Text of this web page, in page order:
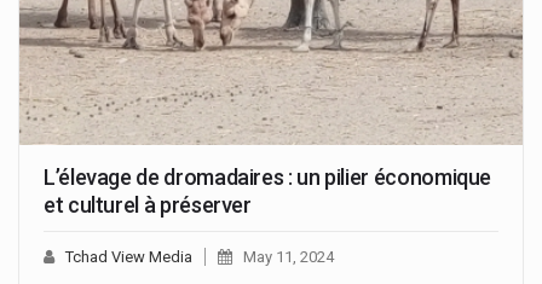
L’élevage de dromadaires : un pilier économique
et culturel à préserver
Tchad View Media May 11, 2024